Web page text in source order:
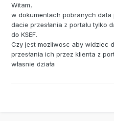
Witam,
w dokumentach pobranych data
dacie przesłania z portalu tylko
do KSEF.
Czy jest mozliwosc aby widziec
przesłania ich przez klienta z
własnie działa